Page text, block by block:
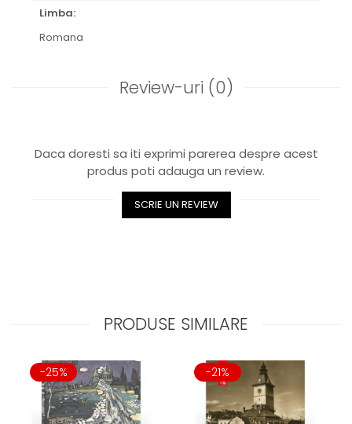
Limba:
Romana
Review-uri (0)
Daca doresti sa iti exprimi parerea despre acest
produs poti adauga un review.
SCRIE UN REVIEW
PRODUSE SIMILARE
-25% -21%